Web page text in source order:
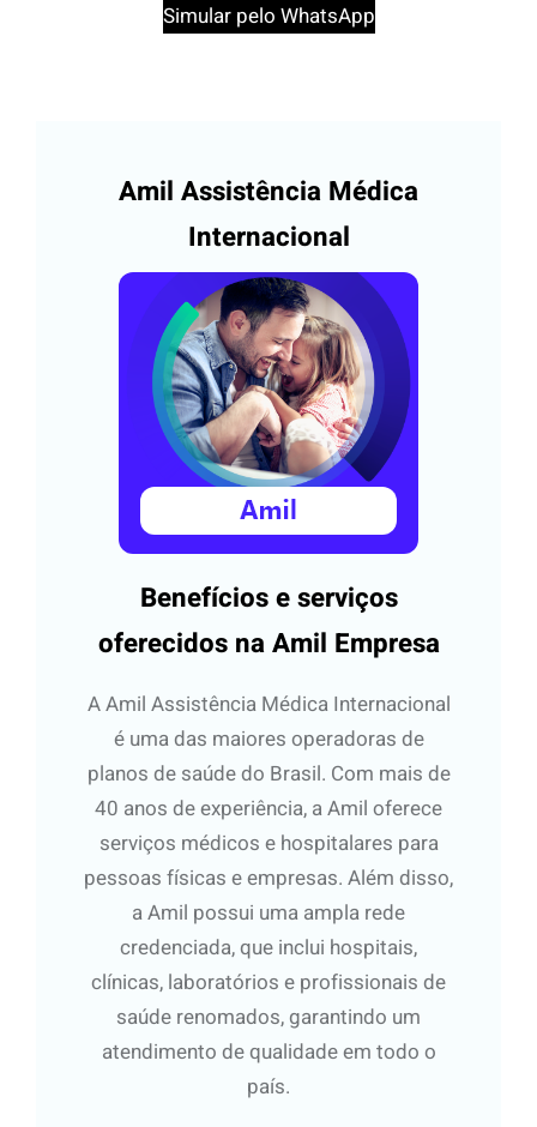
Simular pelo WhatsApp
Amil Assistência Médica
Internacional
Benefícios e serviços
oferecidos na Amil Empresa
A Amil Assistência Médica Internacional
é uma das maiores operadoras de
planos de saúde do Brasil. Com mais de
40 anos de experiência, a Amil oferece
serviços médicos e hospitalares para
pessoas físicas e empresas. Além disso,
a Amil possui uma ampla rede
credenciada, que inclui hospitais,
clínicas, laboratórios e profissionais de
saúde renomados, garantindo um
atendimento de qualidade em todo o
país.